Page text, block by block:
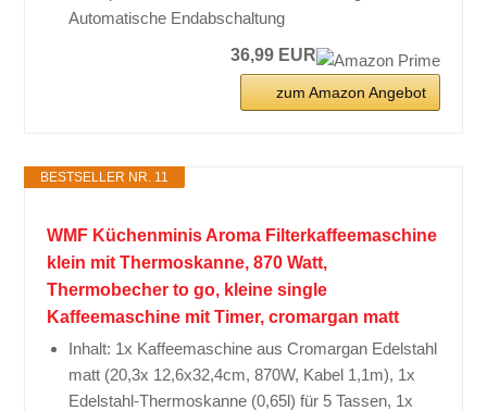
Automatische Endabschaltung
36,99 EUR
zum Amazon Angebot
BESTSELLER NR. 11
WMF Küchenminis Aroma Filterkaffeemaschine
klein mit Thermoskanne, 870 Watt,
Thermobecher to go, kleine single
Kaffeemaschine mit Timer, cromargan matt
Inhalt: 1x Kaffeemaschine aus Cromargan Edelstahl
matt (20,3x 12,6x32,4cm, 870W, Kabel 1,1m), 1x
Edelstahl-Thermoskanne (0,65l) für 5 Tassen, 1x